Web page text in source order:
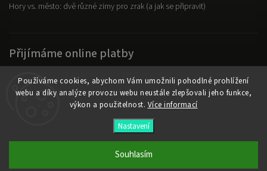
Používáme cookies, abychom Vám umožnili pohodlné prohlížení
webu a díky analýze provozu webu neustále zlepšovali jeho funkce,
výkon a použitelnost. Více informací
Nastavení
Souhlasím
Hory vs. město: dvě různé zimy pro zrak (a jak se připravit)
Přijímáme online platby
OpticLab. Všechna práva vyhrazena.